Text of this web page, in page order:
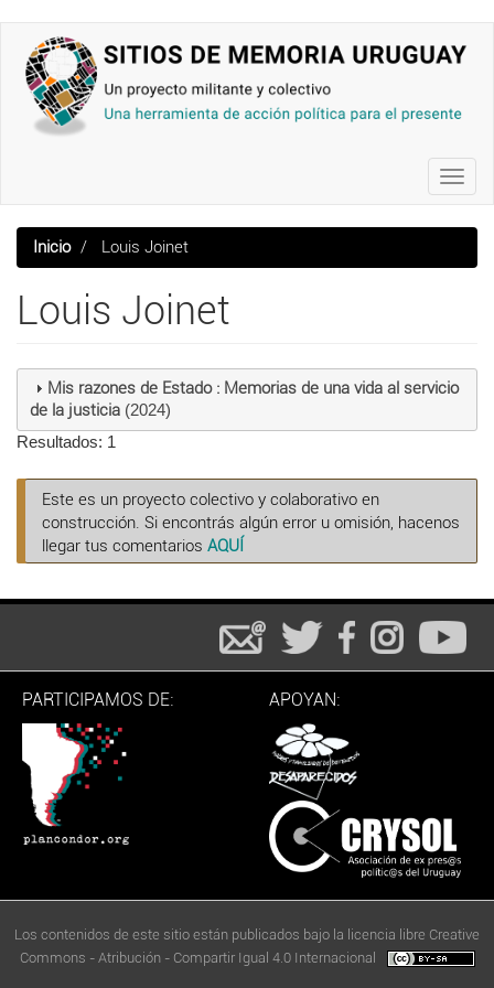
contenido
principal
Inicio Louis Joinet
Louis Joinet
Mis razones de Estado : Memorias de una vida al servicio
de la justicia(2024)
Resultados: 1
Este es un proyecto colectivo y colaborativo en
construcción. Si encontrás algún error u omisión, hacenos
llegar tus comentarios AQUÍ
PARTICIPAMOS DE: APOYAN:
Los contenidos de este sitio están publicados bajo la licencia libre Creative
Commons - Atribución - Compartir Igual 4.0 Internacional